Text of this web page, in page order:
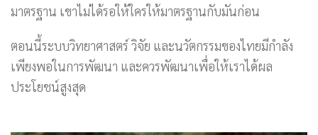
มาตรฐาน เขาไม่ได้รอให้ใครให้มาตรฐานกับมันก่อน
ตอนนี้ระบบวิทยาศาสตร์ วิจัย และนวัตกรรมของไทยมีกำลัง
เพียงพอในการพัฒนา และควรพัฒนาเพื่อให้เราได้ผล
ประโยชน์สูงสุด